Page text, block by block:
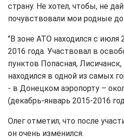
страну. Не хотел, чтобы, не
почувствовали мои родные
"В зоне АТО находился с июля
2016 года. Участвовал в
пунктов Попасная,
находился в одной из самых
- в Донецком аэропорту –
(декабрь-январь 2015-2016
Олег отметил, что после
он очень изменился.